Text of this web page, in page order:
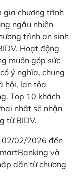
gia chương trình
ngẫu nhiên
trình an sinh
Hoạt động
muốn góp sức
ý nghĩa, chung
hội, lan tỏa
Top 10 khách
nhất sẽ nhận
từ BIDV.
02/02/2026 đến
và
dẫn từ chương